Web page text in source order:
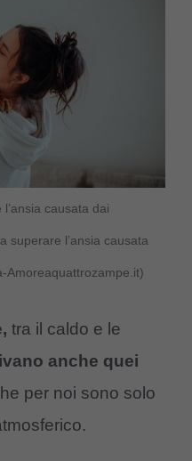
causata dai
superare l’ansia causata
Amoreaquattrozampe.it)
tra il caldo e le
anche quei
per noi sono solo